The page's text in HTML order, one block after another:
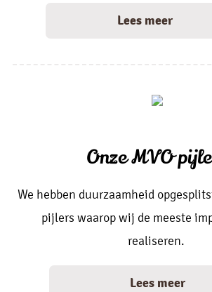
Lees meer
Onze MVO
We hebben duurzaamheid
pijlers waarop wij de meeste
realiseren.
Lees meer